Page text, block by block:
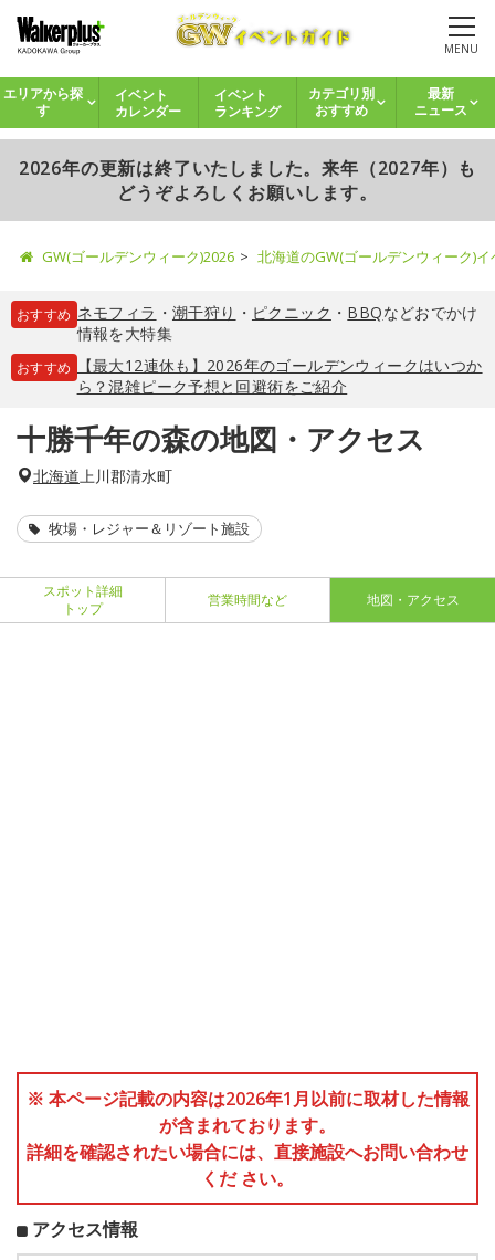
MENU
エリアから探
す
イベント
カレンダー
イベント
ランキング
カテゴリ別
おすすめ
最新
ニュース
2026年の更新は終了いたしました。来年（2027年）も
どうぞよろしくお願いします。
GW(ゴールデンウィーク)2026 北海道のGW(ゴールデンウィーク)
おすすめ ネモフィラ ・ 潮干狩り ・ ピクニック ・ BBQなどおでかけ
情報を大特集
おすすめ
【最大12連休も】2026年のゴールデンウィークはいつか
ら？混雑ピーク予想と回避術をご紹介
十勝千年の森の地図・アクセス
北海道上川郡清水町
牧場・レジャー＆リゾート施設
スポット詳細
トップ
営業時間など 地図・アクセス
※ 本ページ記載の内容は2026年1月以前に取材した情報
が含まれております。
詳細を確認されたい場合には、直接施設へお問い合わせ
くだ さい。
アクセス情報